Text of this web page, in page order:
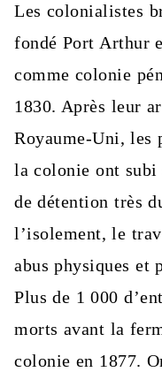
Les colonialistes
fondé Port Arthur
comme colonie
1830. Après leur
Royaume-Uni, les
la colonie ont subi
de détention très
l’isolement, le
abus physiques et
Plus de 1 000
morts avant la
colonie en 1877.